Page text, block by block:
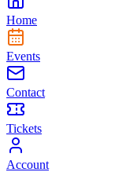
Home
Events
Contact
Tickets
Account